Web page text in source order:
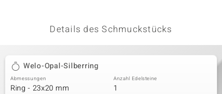
Details des Schmuckstücks
Welo-Opal-Silberring
Abmessungen
Ring - 23x20 mm
Anzahl Edelsteine
1